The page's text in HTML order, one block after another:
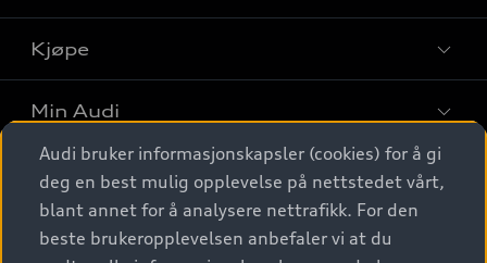
Finn din Audi
Sammenlign bilmodeller
Elbiler
SUV
Stasjonsvogn
Kjøpe
Kjøpshjelp
Biler på lager
Finn forhandler
Bestill prøvekjøring
Min Audi
Behold nybilfølelsen
Digitale tjenester
Audi digitale tjenester
Audi Norge
Audi bruker informasjonskapsler (cookies) for å gi
deg en best mulig opplevelse på nettstedet vårt,
blant annet for å analysere nettrafikk. For den
beste brukeropplevelsen anbefaler vi at du